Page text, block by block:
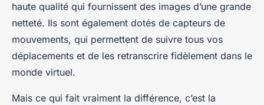
haute qualité qui fournissent des images d’une grande
netteté. Ils sont également dotés de capteurs de
mouvements, qui permettent de suivre tous vos
déplacements et de les retranscrire fidèlement dans le
monde virtuel.
Mais ce qui fait vraiment la différence, c’est la